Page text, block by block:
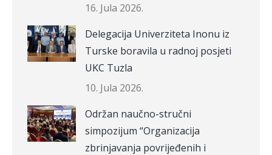
16. Jula 2026.
Delegacija Univerziteta Inonu iz
Turske boravila u radnoj posjeti
UKC Tuzla
10. Jula 2026.
Održan naučno-stručni
simpozijum “Organizacija
zbrinjavanja povrijeđenih i